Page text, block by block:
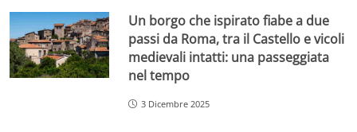
Un borgo che ispirato fiabe a due
passi da Roma, tra il Castello e vicoli
medievali intatti: una passeggiata
nel tempo
3 Dicembre 2025